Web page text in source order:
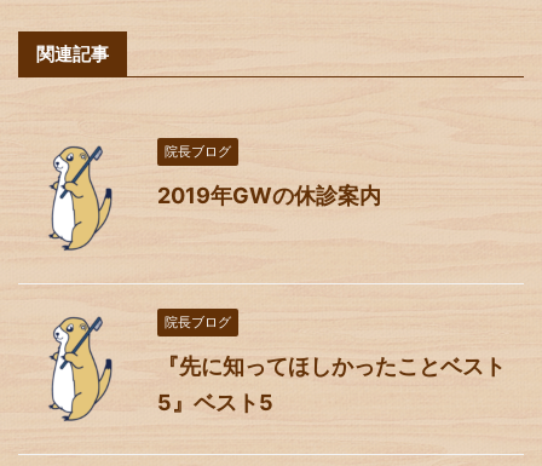
関連記事
院長ブログ
2019年GWの休診案内
院長ブログ
『先に知ってほしかったことベスト
5』ベスト5